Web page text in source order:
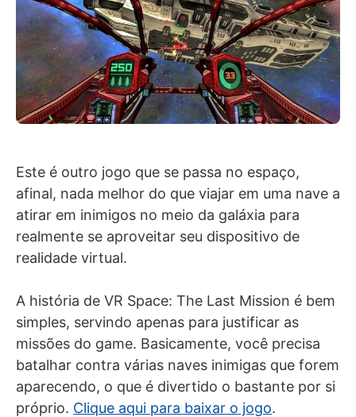
Este é outro jogo que se passa no espaço,
afinal, nada melhor do que viajar em uma nave a
atirar em inimigos no meio da galáxia para
realmente se aproveitar seu dispositivo de
realidade virtual.
A história de VR Space: The Last Mission é bem
simples, servindo apenas para justificar as
missões do game. Basicamente, você precisa
batalhar contra várias naves inimigas que forem
aparecendo, o que é divertido o bastante por si
próprio. Clique aqui para baixar o jogo.